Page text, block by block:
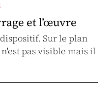
et l’œuvre
Sur le plan
pas visible mais il